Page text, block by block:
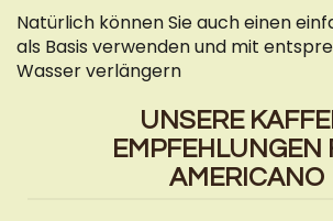
Natürlich können Sie auch einen
als Basis verwenden und mit
Wasser verlängern
UNSERE
EMPFEHLUNGEN
AMERICANO